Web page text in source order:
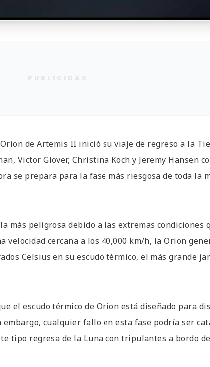
Orion de Artemis II inició su viaje de regreso a la
Victor Glover, Christina Koch y Jeremy Hansen
se prepara para la fase más riesgosa de toda la
la más peligrosa debido a las extremas condiciones
velocidad cercana a los 40,000 km/h, la Orion
Celsius en su escudo térmico, el más grande
el escudo térmico de Orion está diseñado para
embargo, cualquier fallo en esta fase podría ser
tipo regresa de la Luna con tripulantes a bordo